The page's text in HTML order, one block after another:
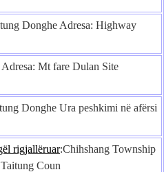
Donghe Adresa: Highway
Mt fare Dulan Site
Donghe Ura peshkimi në afërsi
rigjallëruar:Chihshang Township
Coun